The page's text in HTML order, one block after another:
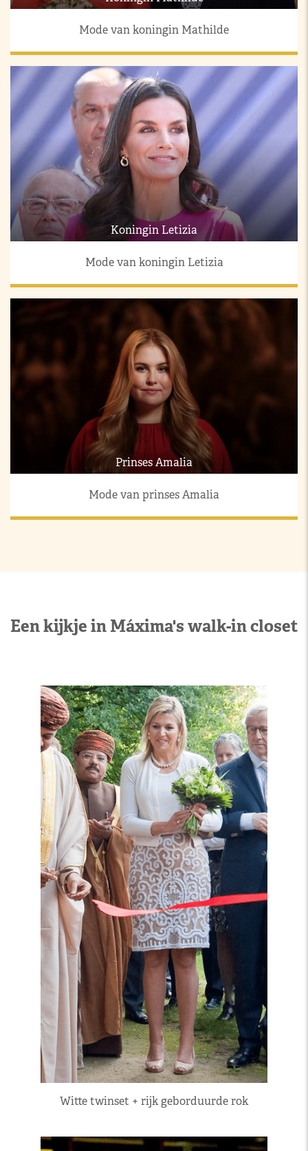
Mode van koningin Mathilde
Koningin Letizia
Mode van koningin Letizia
Prinses Amalia
Mode van prinses Amalia
Een kijkje in Máxima's walk-in closet
Witte twinset + rijk geborduurde rok